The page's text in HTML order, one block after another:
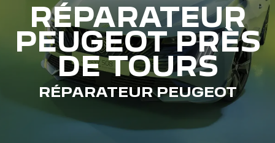
RÉPARATEUR
PEUGEOT PRÈS
DE TOURS
RÉPARATEUR PEUGEOT